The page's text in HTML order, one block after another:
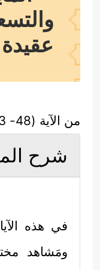
من الآية (48- 83)
شرح
في هذه
ومَشاهد